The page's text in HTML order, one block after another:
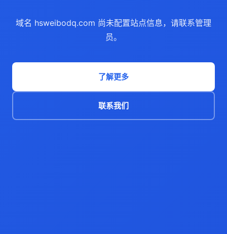
域名 hsweibodq.com 尚未配置站点信息，请联系管理
员。
了解更多
联系我们